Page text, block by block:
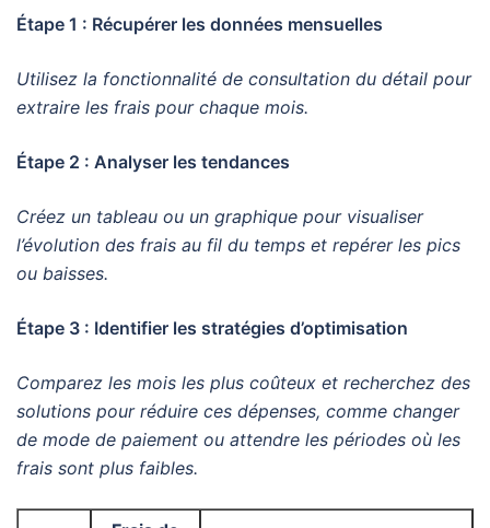
Étape 1 : Récupérer les données mensuelles
Utilisez la fonctionnalité de consultation du détail pour
extraire les frais pour chaque mois.
Étape 2 : Analyser les tendances
Créez un tableau ou un graphique pour visualiser
l’évolution des frais au fil du temps et repérer les pics
ou baisses.
Étape 3 : Identifier les stratégies d’optimisation
Comparez les mois les plus coûteux et recherchez des
solutions pour réduire ces dépenses, comme changer
de mode de paiement ou attendre les périodes où les
frais sont plus faibles.